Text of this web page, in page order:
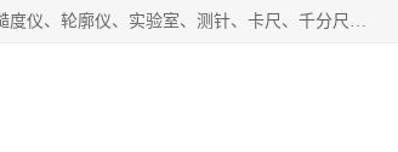
上海槿程胜宇智能科技有限公司主营产品：三坐标测量机、测高仪、影像仪、粗糙度仪、轮廓仪、实验室、测针、卡尺、千分尺、硬度计、三坐标夹具、量规、螺纹规、大理石平台、杠杆表。